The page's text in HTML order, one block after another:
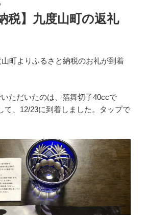
税】九度山町の返礼
町よりふるさと納税のお礼が到着
ただいたのは、箔舞切子40ccで
て、12/23に到着しました。タップで